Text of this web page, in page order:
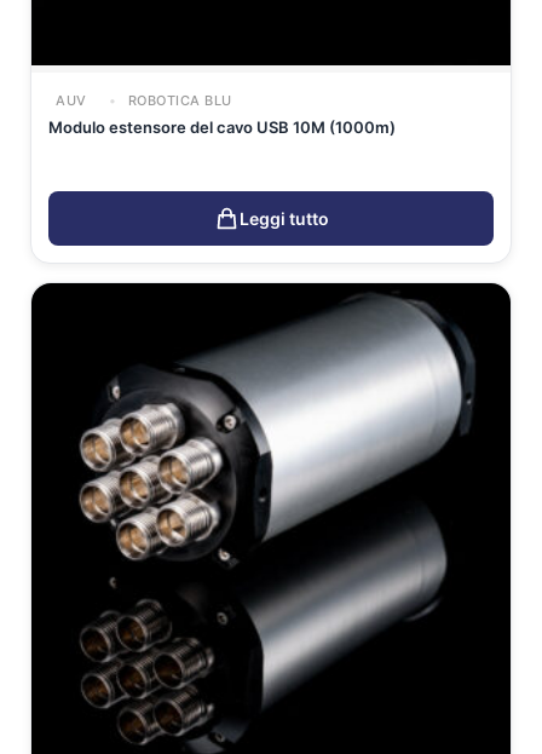
AUV ROBOTICA BLU
Modulo estensore del cavo USB 10M (1000m)
Leggi tutto